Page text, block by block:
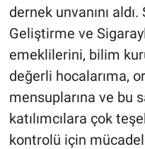
dernek unvanını aldı.
Geliştirme ve
emeklilerini, bilim
değerli hocalarıma,
mensuplarına ve bu
katılımcılara çok
kontrolü için